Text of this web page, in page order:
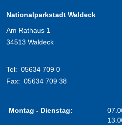
Nationalparkstadt Waldeck
Am Rathaus 1
34513 Waldeck
Tel: 05634 709 0
Fax: 05634 709 38
Montag - Dienstag: